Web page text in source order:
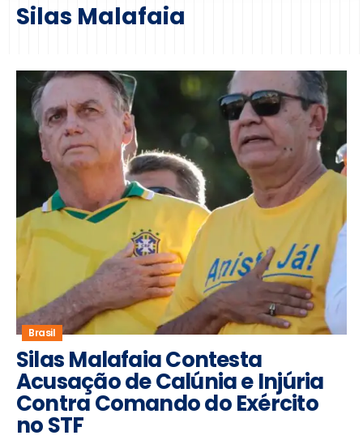
Silas Malafaia
Brasil
Silas Malafaia Contesta
Acusação de Calúnia e Injúria
Contra Comando do Exército
no STF